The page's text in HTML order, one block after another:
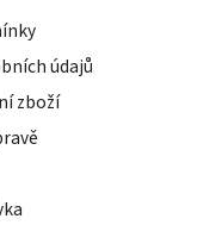
údajů
zboží